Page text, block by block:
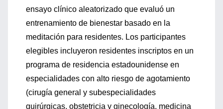
ensayo clínico aleatorizado que evaluó un
entrenamiento de bienestar basado en la
meditación para residentes. Los participantes
elegibles incluyeron residentes inscriptos en un
programa de residencia estadounidense en
especialidades con alto riesgo de agotamiento
(cirugía general y subespecialidades
quirúrgicas, obstetricia y ginecología, medicina